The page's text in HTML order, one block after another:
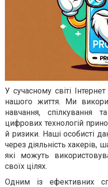
У сучасному світі
нашого життя. Ми
навчання, спілкування
цифрових технологій
й ризики. Наші особисті
через діяльність хакерів,
які можуть
своїх цілях.
Одним із ефективних